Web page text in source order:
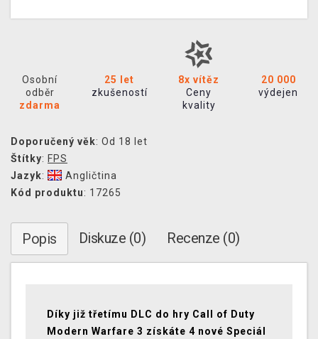
Osobní
odběr
zdarma
25 let
zkušeností
8x vítěz
Ceny
kvality
20 000
výdejen
Doporučený věk: Od 18 let
Štítky: FPS
Jazyk:
Angličtina
Kód produktu: 17265
Popis Diskuze (0) Recenze (0)
Díky již třetímu DLC do hry Call of Duty
Modern Warfare 3 získáte 4 nové Speciál